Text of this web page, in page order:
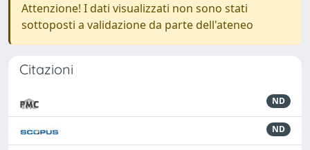
Attenzione! I dati visualizzati non sono stati
sottoposti a validazione da parte dell'ateneo
Citazioni
ND
ND